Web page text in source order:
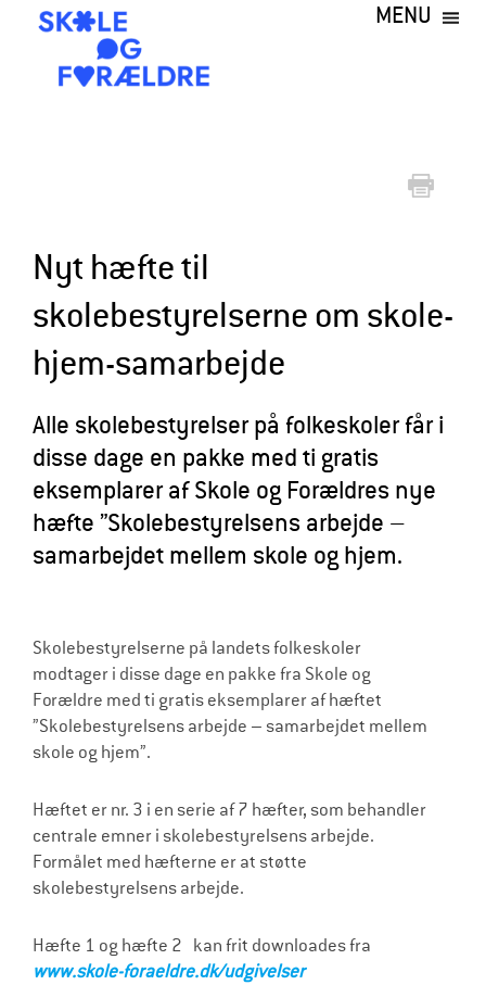
hovedindhold
e
g
F
r
æ
d
MENU
Nyt hæfte til
skolebestyrelserne om skole-
hjem-samarbejde
Alle skolebestyrelser på folkeskoler får i
disse dage en pakke med ti gratis
eksemplarer af Skole og Forældres nye
hæfte ”Skolebestyrelsens arbejde –
samarbejdet mellem skole og hjem.
Skolebestyrelserne på landets folkeskoler
modtager i disse dage en pakke fra Skole og
Forældre med ti gratis eksemplarer af hæftet
”Skolebestyrelsens arbejde – samarbejdet mellem
skole og hjem”.
Hæftet er nr. 3 i en serie af 7 hæfter, som behandler
centrale emner i skolebestyrelsens arbejde.
Formålet med hæfterne er at støtte
skolebestyrelsens arbejde.
Hæfte 1 og hæfte 2 kan frit downloades fra
www.skole-foraeldre.dk/udgivelser